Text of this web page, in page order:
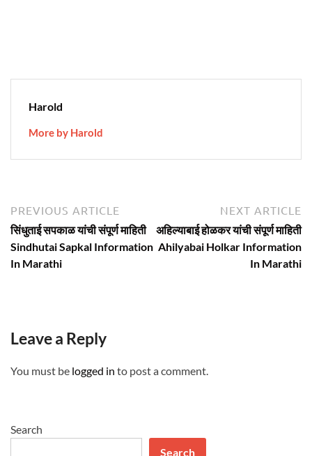
Harold
More by Harold
Post
navigation
PREVIOUS ARTICLE
article:
सिंधुताई सपकाळ यांची संपूर्ण माहिती
Sindhutai Sapkal Information
In Marathi
NEXT ARTICLE
अहिल्याबाई होळकर यांची संपूर्ण माहिती
Ahilyabai Holkar Information
In Marathi
Leave a Reply
You must be logged in to post a comment.
Search
Search